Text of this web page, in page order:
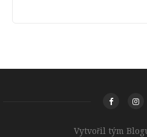
Vytvořil tým